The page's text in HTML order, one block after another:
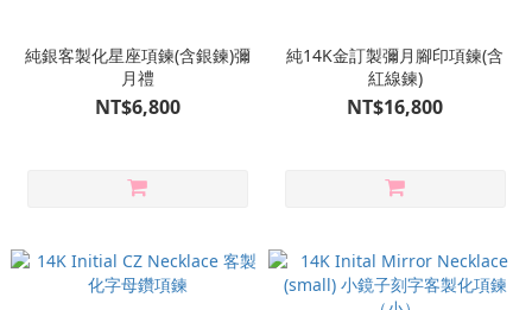
純銀客製化星座項鍊(含銀鍊)彌
月禮
NT$6,800
純14K金訂製彌月腳印項鍊(含
紅線鍊)
NT$16,800